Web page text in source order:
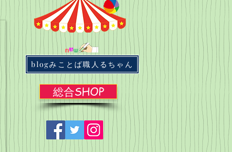
blogみことば職人るちゃん
総合SHOP